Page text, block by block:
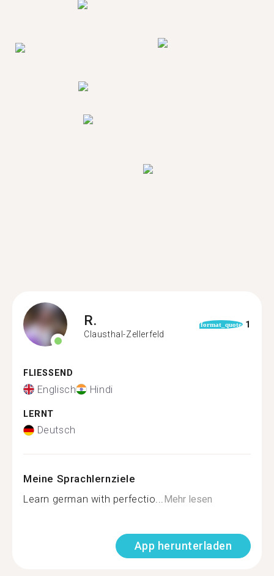
R.
Clausthal-Zellerfeld
format_quote 1
FLIESSEND
Englisch Hindi
LERNT
Deutsch
Meine Sprachlernziele
Learn german with perfectio...Mehr lesen
App herunterladen